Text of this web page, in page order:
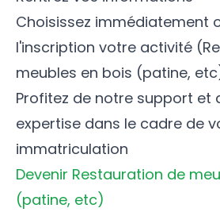
Choisissez immédiatement
l'inscription votre activité
meubles en bois (patine,
Profitez de notre support et
expertise dans le cadre de
immatriculation
Devenir Restauration de
(patine, etc)